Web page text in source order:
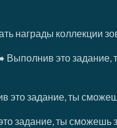
награды коллекции
Выполнив это задание,
это задание, ты
задание, ты сможешь